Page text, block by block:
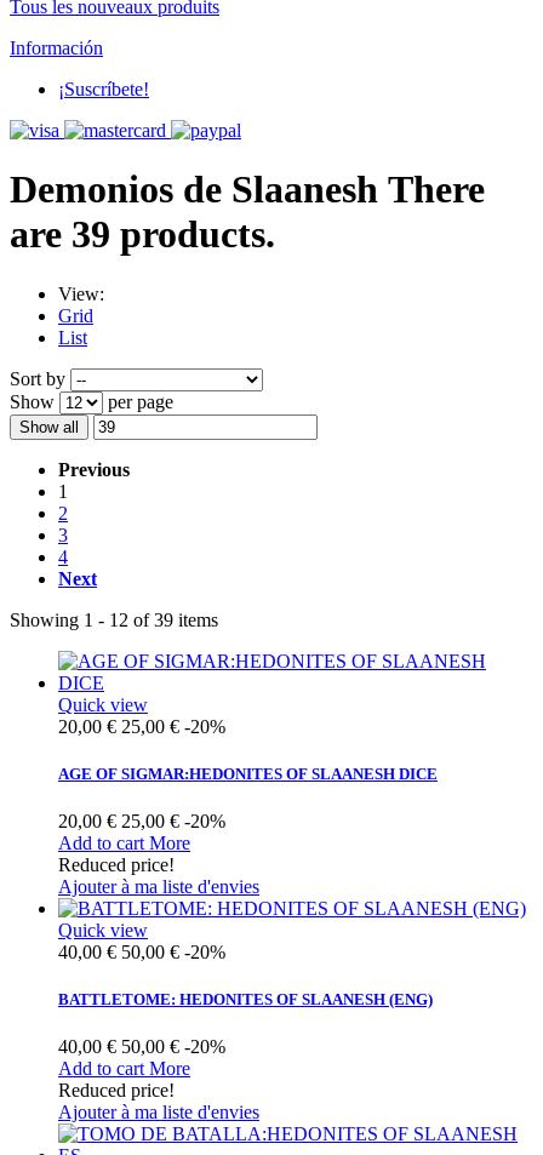
Tous les nouveaux produits
Información
¡Suscríbete!
Demonios de Slaanesh There
are 39 products.
View:
Grid
List
Sort by
Show
per page
Show all
Previous
1
2
3
4
Next
Showing 1 - 12 of 39 items
Quick view
20,00 € 25,00 € -20%
AGE OF SIGMAR:HEDONITES OF SLAANESH DICE
20,00 € 25,00 € -20%
Add to cart More
Reduced price!
Ajouter à ma liste d'envies
Quick view
40,00 € 50,00 € -20%
BATTLETOME: HEDONITES OF SLAANESH (ENG)
40,00 € 50,00 € -20%
Add to cart More
Reduced price!
Ajouter à ma liste d'envies